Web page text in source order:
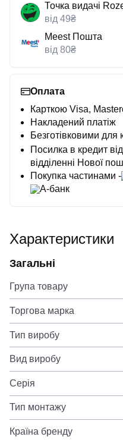
Точка видачі
від 49₴
Meest Пошта
від 80₴
Оплата
Карткою Visa,
Накладений платіж
Безготівковими для
Посилка в кредит від
відділенні Нової
Покупка частинами -
А-банк
Характеристики
Загальні
Група товару
Торгова марка
Тип виробу
Вид виробу
Серія
Тип монтажу
Країна бренду